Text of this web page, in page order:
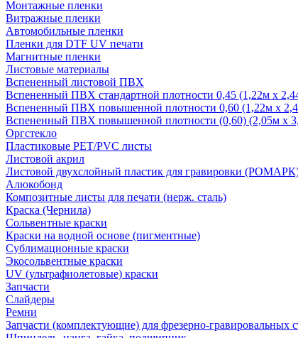
Монтажные пленки
Витражные пленки
Автомобильные пленки
Пленки для DTF UV печати
Магнитные пленки
Листовые материалы
Вспененный листовой ПВХ
Вспененный ПВХ стандартной плотности 0,45 (1,22м х
Вспененный ПВХ повышенной плотности 0,60 (1,22м х
Вспененный ПВХ повышенной плотности (0,60) (2,05м х
Оргстекло
Пластиковые PET/PVC листы
Листовой акрил
Листовой двухслойный пластик для гравировки
Алюкобонд
Композитные листы для печати (нерж. сталь)
Краска (Чернила)
Сольвентные краски
Краски на водной основе (пигментные)
Сублимационные краски
Экосольвентные краски
UV (ультрафиолетовые) краски
Запчасти
Слайдеры
Ремни
Запчасти (комплектующие) для фрезерно-гравировальных